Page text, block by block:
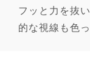
フッと力を抜
的な視線も色